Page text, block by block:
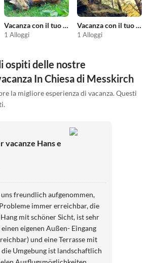
Vacanza con il tuo animale domestico
1 Alloggi
Vacanza con il tuo cane
1 Alloggi
ospiti delle nostre
In Chiesa di Messkirch
la migliore esperienza di vacanza. Questi
vacanze Hans e
freundlich aufgenommen,
immer erreichbar, die
mit schöner Sicht, ist sehr
eigenen Außen- Eingang
und eine Terrasse mit
die Umgebung ist landschaftlich